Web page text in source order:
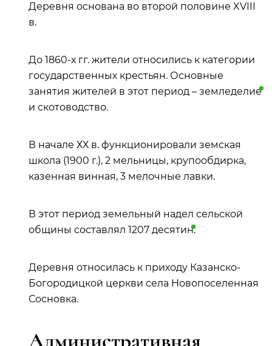
Деревня основана во второй половине XVIII
в.
До 1860-х гг. жители относились к категории
государственных крестьян. Основные
занятия жителей в этот период – земледелие
и скотоводство.
В начале ХХ в. функционировали земская
школа (1900 г.), 2 мельницы, крупообдирка,
казенная винная, 3 мелочные лавки.
В этот период земельный надел сельской
общины составлял 1207 десятин.
Деревня относилась к приходу Казанско-
Богородицкой церкви села Новопоселенная
Сосновка.